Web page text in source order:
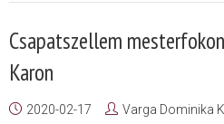
Csapatszellem
Karon
2020-02-17 Varga Dominika